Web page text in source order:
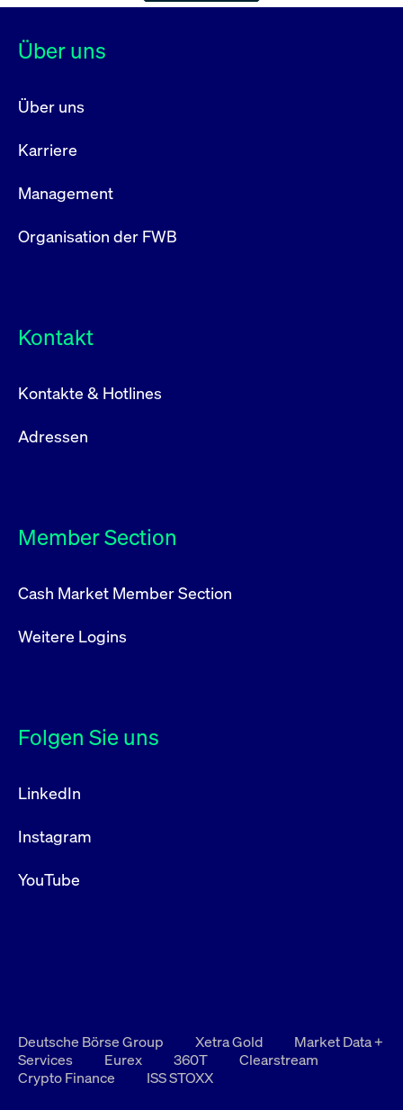
Über uns
Über uns
Karriere
Management
Organisation der FWB
Kontakt
Kontakte & Hotlines
Adressen
Member Section
Cash Market Member Section
Weitere Logins
Folgen Sie uns
LinkedIn
Instagram
YouTube
Deutsche Börse Group Xetra Gold
Market Data +
Services
Eurex 360T
Clearstream
Crypto Finance
ISS STOXX